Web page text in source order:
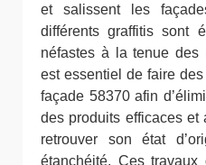
et salissent les
différents graffitis sont
néfastes à la tenue des
est essentiel de faire
façade 58370 afin
des produits efficaces et
retrouver son état
étanchéité. Ces